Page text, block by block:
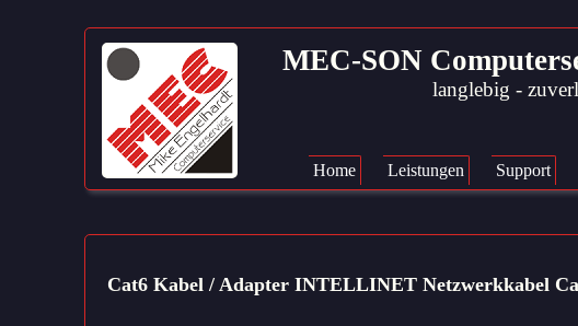
überspringen
Home Leistungen Support
MEC-SON
langlebig -
Cat6 Kabel / Adapter INTELLINET Netzwerkkabel